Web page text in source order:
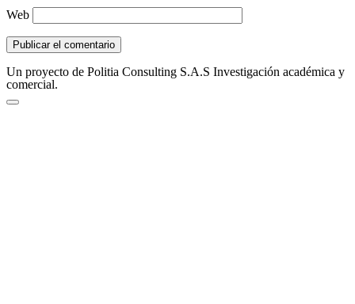
Web
Un proyecto de Politia Consulting S.A.S Investigación académica y
comercial.